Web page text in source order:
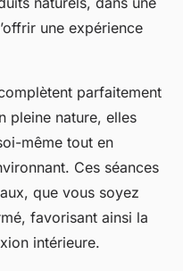
une expérience
parfaitement
pleine nature, elles
même tout en
Ces séances
que vous soyez
favorisant ainsi la
intérieure.